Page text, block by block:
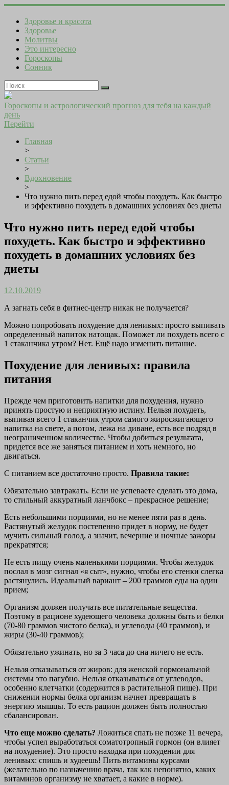
Здоровье и красота
Здоровье
Молитвы
Это интересно
Гороскопы
Сонник
Гороскопы и астрологический прогноз для тебя на каждый
день
Перейти
Главная
>
Статьи
>
Вдохновение
>
Что нужно пить перед едой чтобы похудеть. Как быстро
и эффективно похудеть в домашних условиях без диеты
Что нужно пить перед едой чтобы
похудеть. Как быстро и эффективно
похудеть в домашних условиях без
диеты
12.10.2019
А загнать себя в фитнес-центр никак не получается?
Можно попробовать похудение для ленивых: просто выпивать
определенный напиток натощак. Поможет ли похудеть всего с
1 стаканчика утром? Нет. Ещё надо изменить питание.
Похудение для ленивых: правила
питания
Прежде чем приготовить напитки для похудения, нужно
принять простую и неприятную истину. Нельзя похудеть,
выпивая всего 1 стаканчик утром самого жиросжигающего
напитка на свете, а потом, лежа на диване, есть все подряд в
неограниченном количестве. Чтобы добиться результата,
придется все же заняться питанием и хоть немного, но
двигаться.
С питанием все достаточно просто. Правила такие:
Обязательно завтракать. Если не успеваете сделать это дома,
то стильный аккуратный ланчбокс – прекрасное решение;
Есть небольшими порциями, но не менее пяти раз в день.
Растянутый желудок постепенно придет в норму, не будет
мучить сильный голод, а значит, вечерние и ночные зажоры
прекратятся;
Не есть пищу очень маленькими порциями. Чтобы желудок
послал в мозг сигнал «я сыт», нужно, чтобы его стенки слегка
растянулись. Идеальный вариант – 200 граммов еды на один
прием;
Организм должен получать все питательные вещества.
Поэтому в рационе худеющего человека должны быть и белки
(70-80 граммов чистого белка), и углеводы (40 граммов), и
жиры (30-40 граммов);
Обязательно ужинать, но за 3 часа до сна ничего не есть.
Нельзя отказываться от жиров: для женской гормональной
системы это пагубно. Нельзя отказываться от углеводов,
особенно клетчатки (содержится в растительной пище). При
снижении нормы белка организм начнет превращать в
энергию мышцы. То есть рацион должен быть полностью
сбалансирован.
Что еще можно сделать? Ложиться спать не позже 11 вечера,
чтобы успел выработаться соматотропный гормон (он влияет
на похудение). Это просто находка при похудении для
ленивых: спишь и худеешь! Пить витамины курсами
(желательно по назначению врача, так как непонятно, каких
витаминов организму не хватает, а какие в норме).